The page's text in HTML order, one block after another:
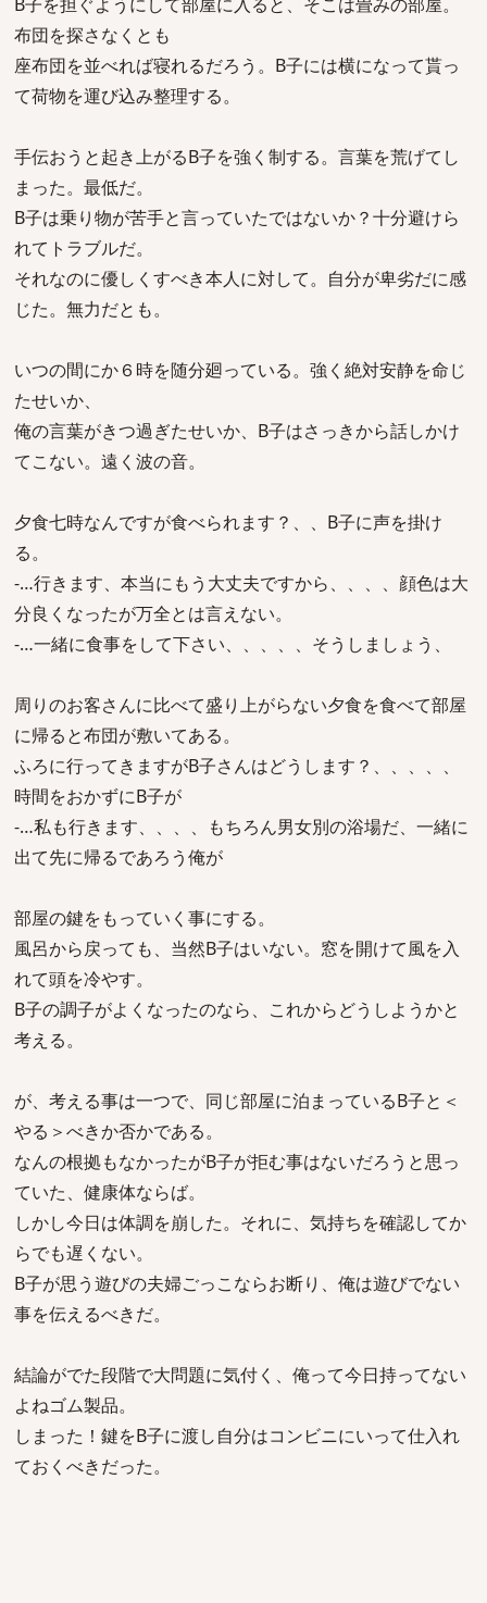
布団を探さなくとも
座布団を並べれば寝れるだろう。B子には横になって貰っ
て荷物を運び込み整理する。
手伝おうと起き上がるB子を強く制する。言葉を荒げてし
まった。最低だ。
B子は乗り物が苦手と言っていたではないか？十分避けら
れてトラブルだ。
それなのに優しくすべき本人に対して。自分が卑劣だに感
じた。無力だとも。
いつの間にか６時を随分廻っている。強く絶対安静を命じ
たせいか、
俺の言葉がきつ過ぎたせいか、B子はさっきから話しかけ
てこない。遠く波の音。
夕食七時なんですが食べられます？、、B子に声を掛け
る。
-…行きます、本当にもう大丈夫ですから、、、、顔色は大
分良くなったが万全とは言えない。
-…一緒に食事をして下さい、、、、、そうしましょう、
周りのお客さんに比べて盛り上がらない夕食を食べて部屋
に帰ると布団が敷いてある。
ふろに行ってきますがB子さんはどうします？、、、、、
時間をおかずにB子が
-…私も行きます、、、、もちろん男女別の浴場だ、一緒に
出て先に帰るであろう俺が
部屋の鍵をもっていく事にする。
風呂から戻っても、当然B子はいない。窓を開けて風を入
れて頭を冷やす。
B子の調子がよくなったのなら、これからどうしようかと
考える。
が、考える事は一つで、同じ部屋に泊まっているB子と＜
やる＞べきか否かである。
なんの根拠もなかったがB子が拒む事はないだろうと思っ
ていた、健康体ならば。
しかし今日は体調を崩した。それに、気持ちを確認してか
らでも遅くない。
B子が思う遊びの夫婦ごっこならお断り、俺は遊びでない
事を伝えるべきだ。
結論がでた段階で大問題に気付く、俺って今日持ってない
よねゴム製品。
しまった！鍵をB子に渡し自分はコンビニにいって仕入れ
ておくべきだった。